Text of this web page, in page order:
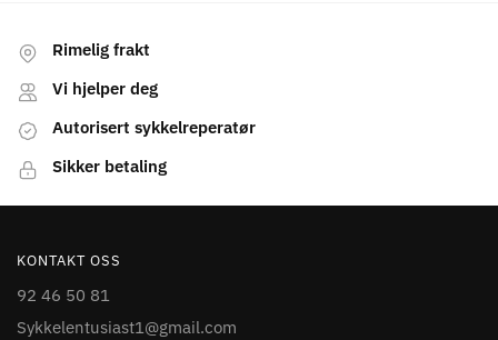
Rimelig frakt
Vi hjelper deg
Autorisert sykkelreperatør
Sikker betaling
KONTAKT OSS
92 46 50 81
Sykkelentusiast1@gmail.com